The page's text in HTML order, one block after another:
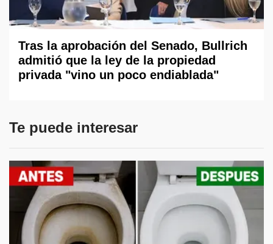
Tras la aprobación del Senado, Bullrich
admitió que la ley de la propiedad
privada "vino un poco endiablada"
Te puede interesar